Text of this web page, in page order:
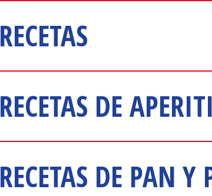
RECETAS
RECETAS DE
RECETAS DE PAN Y